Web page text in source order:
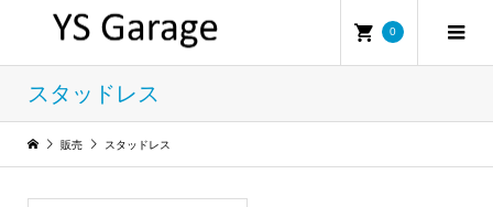
0
スタッドレス
販売 スタッドレス